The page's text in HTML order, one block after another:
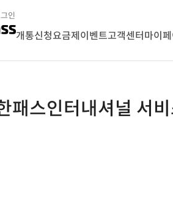
인
개통신청요금제 이벤트고객센터마이페
패스인터내셔널 서